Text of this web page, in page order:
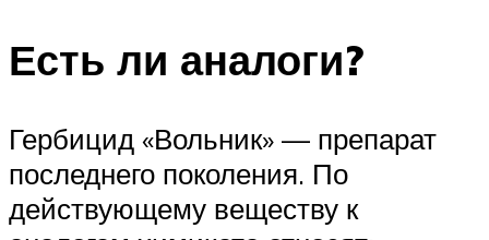
Есть ли аналоги?
Гербицид «Вольник» — препарат
последнего поколения. По
действующему веществу к